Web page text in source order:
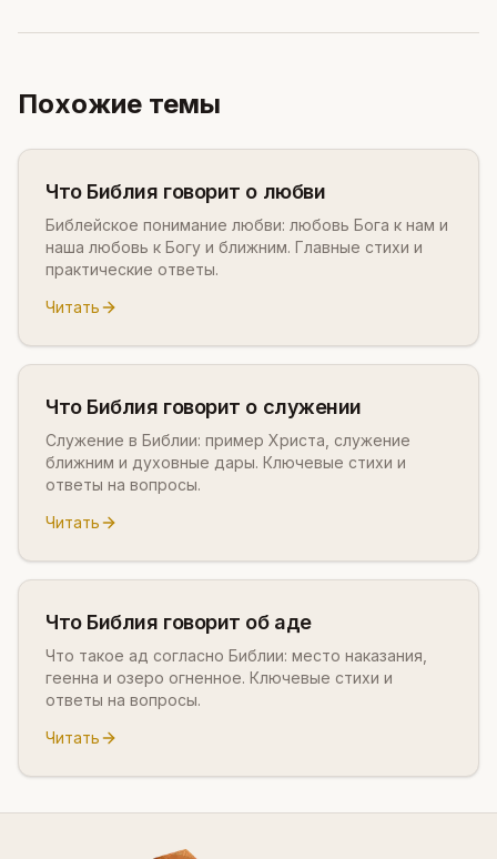
Похожие темы
Что Библия говорит о любви
Библейское понимание любви: любовь Бога к нам и
наша любовь к Богу и ближним. Главные стихи и
практические ответы.
Читать
Что Библия говорит о служении
Служение в Библии: пример Христа, служение
ближним и духовные дары. Ключевые стихи и
ответы на вопросы.
Читать
Что Библия говорит об аде
Что такое ад согласно Библии: место наказания,
геенна и озеро огненное. Ключевые стихи и
ответы на вопросы.
Читать